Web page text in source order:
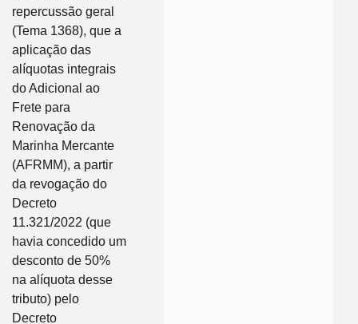
repercussão geral
(Tema 1368), que a
aplicação das
alíquotas integrais
do Adicional ao
Frete para
Renovação da
Marinha Mercante
(AFRMM), a partir
da revogação do
Decreto
11.321/2022 (que
havia concedido um
desconto de 50%
na alíquota desse
tributo) pelo
Decreto